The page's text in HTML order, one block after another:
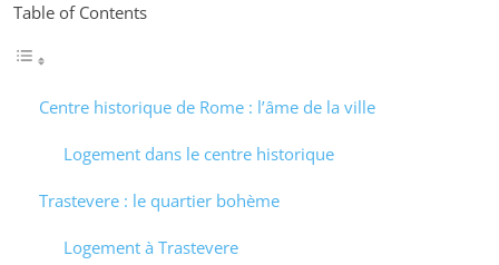
Table of Contents
Centre historique de Rome : l’âme de la ville
Logement dans le centre historique
Trastevere : le quartier bohème
Logement à Trastevere